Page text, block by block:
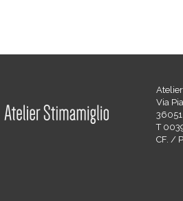
Via
T
CF. /